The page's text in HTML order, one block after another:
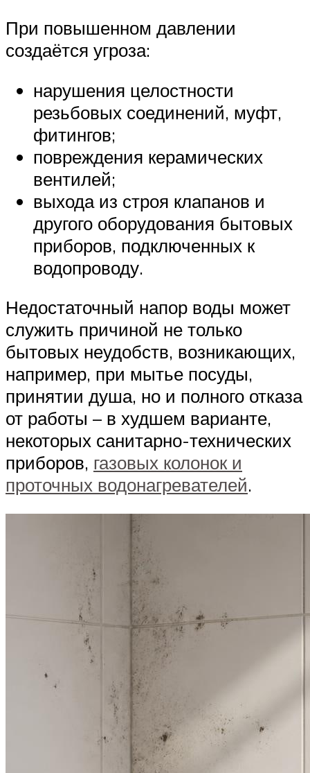
При повышенном давлении
создаётся угроза:
нарушения целостности
резьбовых соединений, муфт,
фитингов;
повреждения керамических
вентилей;
выхода из строя клапанов и
другого оборудования бытовых
приборов, подключенных к
водопроводу.
Недостаточный напор воды может
служить причиной не только
бытовых неудобств, возникающих,
например, при мытье посуды,
принятии душа, но и полного отказа
от работы – в худшем варианте,
некоторых санитарно-технических
приборов, газовых колонок и
проточных водонагревателей.